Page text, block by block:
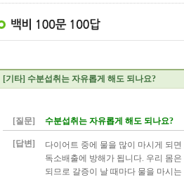
[기타] 수분섭취는 자유롭게 해도 되나요?
[질문] 수분섭취는 자유롭게 해도 되나요?
[답변]
다이어트 중에 물을 많이 마시게 되
독소배출에 방해가 됩니다. 우리 몸
되므로 갈증이 날 때마다 물을 마시